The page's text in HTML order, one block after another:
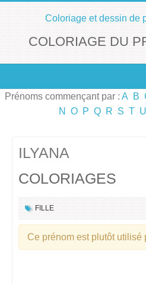
Coloriage et dessin de
COLORIAGE DU
Top 100 des Prénoms
Prénoms commençant par : A B
N
O P Q R S T U
ILYANA
COLORIAGES
FILLE
Ce prénom est plutôt utilisé